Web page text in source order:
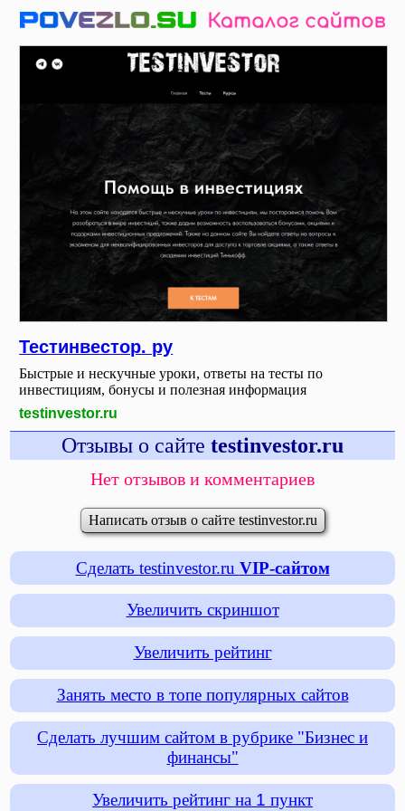
Тестинвестор. ру
Быстрые и нескучные уроки, ответы на тесты по
инвестициям, бонусы и полезная информация
testinvestor.ru
Отзывы о сайте testinvestor.ru
Нет отзывов и комментариев
Написать отзыв о сайте testinvestor.ru
Сделать testinvestor.ru VIP-сайтом
Увеличить скриншот
Увеличить рейтинг
Занять место в топе популярных сайтов
Сделать лучшим сайтом в рубрике "Бизнес и
финансы"
Увеличить рейтинг на 1 пункт